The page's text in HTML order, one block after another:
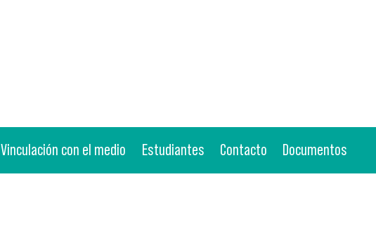
Vinculación con el medio Estudiantes Contacto Documentos